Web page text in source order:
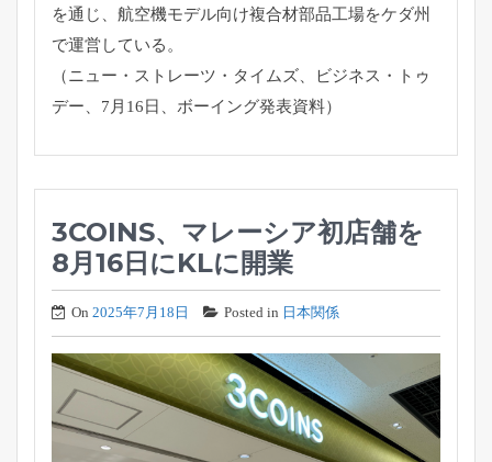
を通じ、 航空機モデル向け複合材部品工場をケダ州
で運営している。
（ニュー・ストレーツ・タイムズ、ビジネス・トゥ
デー、 7月16日、ボーイング発表資料）
3COINS、マレーシア初店舗を
8月16日にKLに開業
On 2025年7月18日 Posted in 日本関係